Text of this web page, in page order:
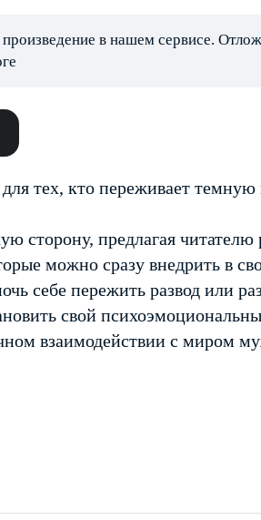
в нашем сервисе.
тех, кто переживает темную
сторону, предлагая
можно сразу внедрить в
себе пережить развод или
свой
взаимодействии с миром